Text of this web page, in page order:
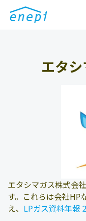
エタ
エタシマガス株式会
す。これらは会社HP
え、 LPガス資料年報